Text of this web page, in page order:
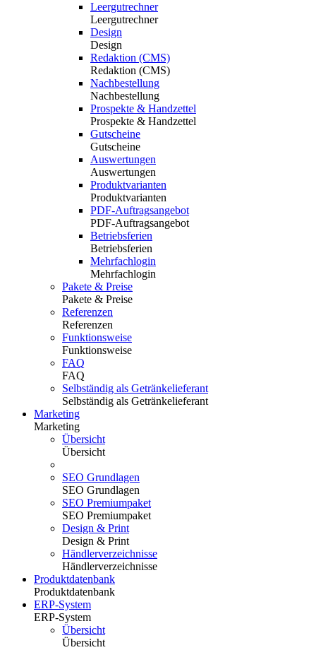
Leergutrechner
Leergutrechner
Design
Design
Redaktion (CMS)
Redaktion (CMS)
Nachbestellung
Nachbestellung
Prospekte & Handzettel
Prospekte & Handzettel
Gutscheine
Gutscheine
Auswertungen
Auswertungen
Produktvarianten
Produktvarianten
PDF-Auftragsangebot
PDF-Auftragsangebot
Betriebsferien
Betriebsferien
Mehrfachlogin
Mehrfachlogin
Pakete & Preise
Pakete & Preise
Referenzen
Referenzen
Funktionsweise
Funktionsweise
FAQ
FAQ
Selbständig als Getränkelieferant
Selbständig als Getränkelieferant
Marketing
Marketing
Übersicht
Übersicht
SEO Grundlagen
SEO Grundlagen
SEO Premiumpaket
SEO Premiumpaket
Design & Print
Design & Print
Händlerverzeichnisse
Händlerverzeichnisse
Produktdatenbank
Produktdatenbank
ERP-System
ERP-System
Übersicht
Übersicht